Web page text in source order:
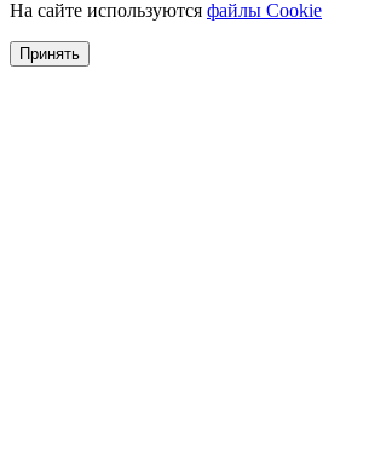
На сайте используются файлы Cookie
Принять